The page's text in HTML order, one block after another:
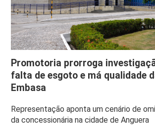
Promotoria prorroga
falta de esgoto e má qualidade
Embasa
Representação aponta um cenário de
da concessionária na cidade de Anguera